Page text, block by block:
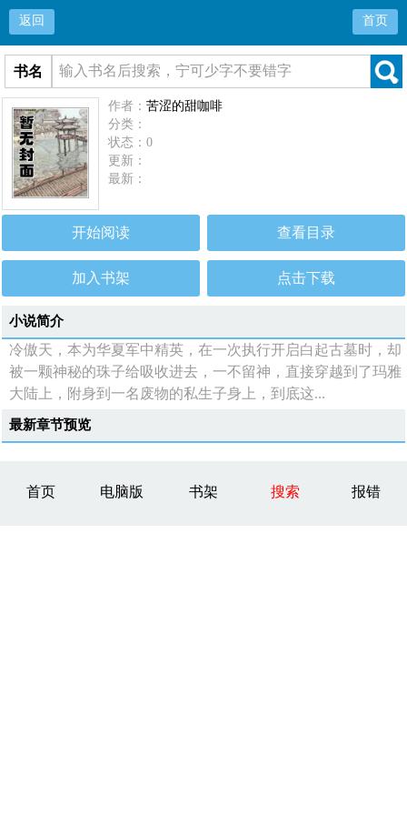
返回 首页
书名
作者：苦涩的甜咖啡
分类：
状态：0
更新：
最新：
开始阅读 查看目录
加入书架 点击下载
小说简介
冷傲天，本为华夏军中精英，在一次执行开启白起古墓时，却
被一颗神秘的珠子给吸收进去，一不留神，直接穿越到了玛雅
大陆上，附身到一名废物的私生子身上，到底这...
最新章节预览
首页 电脑版 书架 搜索 报错